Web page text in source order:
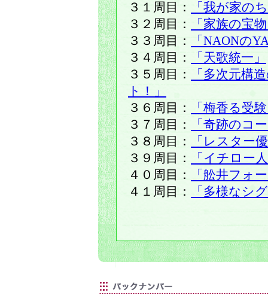
３１周目：
「我が家の
３２周目：
「家族の宝
３３周目：
「NAONの
３４周目：
「天歌統一」
３５周目：
「多次元構
ト！」
３６周目：
「梅香る受
３７周目：
「奇跡のコ
３８周目：
「レスター
３９周目：
「イチロー
４０周目：
「舩井フォ
４１周目：
「多様なシ